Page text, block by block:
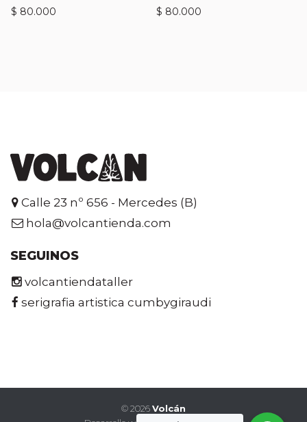
$ 80.000 $ 80.000
Calle 23 nº 656 - Mercedes (B)
hola@volcantienda.com
SEGUINOS
volcantiendataller
serigrafia artistica cumbygiraudi
©2026Volcán